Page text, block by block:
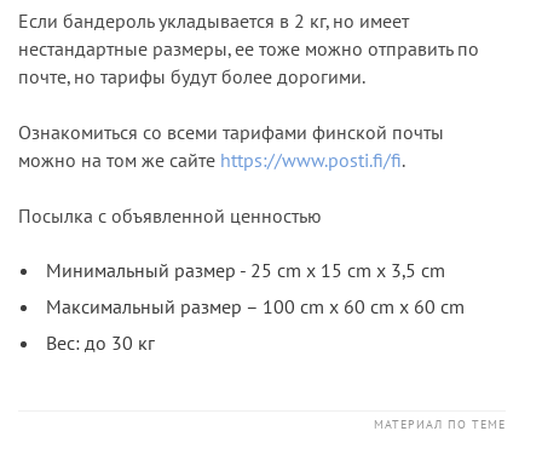
Если бандероль укладывается в 2 кг, но имеет
нестандартные размеры, ее тоже можно отправить по
почте, но тарифы будут более дорогими.
Ознакомиться со всеми тарифами финской почты
можно на том же сайте https://www.posti.fi/fi.
Посылка с объявленной ценностью
Минимальный размер - 25 cm x 15 cm x 3,5 cm
Максимальный размер – 100 cm x 60 cm x 60 cm
Вес: до 30 кг
МАТЕРИАЛ ПО ТЕМЕ